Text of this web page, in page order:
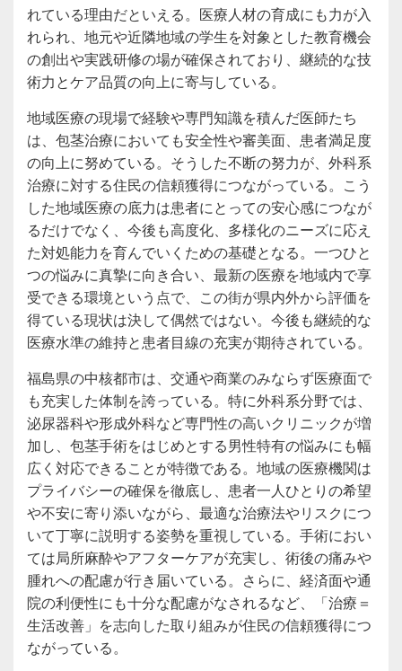
れている理由だといえる。医療人材の育成にも力が入
れられ、地元や近隣地域の学生を対象とした教育機会
の創出や実践研修の場が確保されており、継続的な技
術力とケア品質の向上に寄与している。
地域医療の現場で経験や専門知識を積んだ医師たち
は、包茎治療においても安全性や審美面、患者満足度
の向上に努めている。そうした不断の努力が、外科系
治療に対する住民の信頼獲得につながっている。こう
した地域医療の底力は患者にとっての安心感につなが
るだけでなく、今後も高度化、多様化のニーズに応え
た対処能力を育んでいくための基礎となる。一つひと
つの悩みに真摯に向き合い、最新の医療を地域内で享
受できる環境という点で、この街が県内外から評価を
得ている現状は決して偶然ではない。今後も継続的な
医療水準の維持と患者目線の充実が期待されている。
福島県の中核都市は、交通や商業のみならず医療面で
も充実した体制を誇っている。特に外科系分野では、
泌尿器科や形成外科など専門性の高いクリニックが増
加し、包茎手術をはじめとする男性特有の悩みにも幅
広く対応できることが特徴である。地域の医療機関は
プライバシーの確保を徹底し、患者一人ひとりの希望
や不安に寄り添いながら、最適な治療法やリスクにつ
いて丁寧に説明する姿勢を重視している。手術におい
ては局所麻酔やアフターケアが充実し、術後の痛みや
腫れへの配慮が行き届いている。さらに、経済面や通
院の利便性にも十分な配慮がなされるなど、「治療＝
生活改善」を志向した取り組みが住民の信頼獲得につ
ながっている。